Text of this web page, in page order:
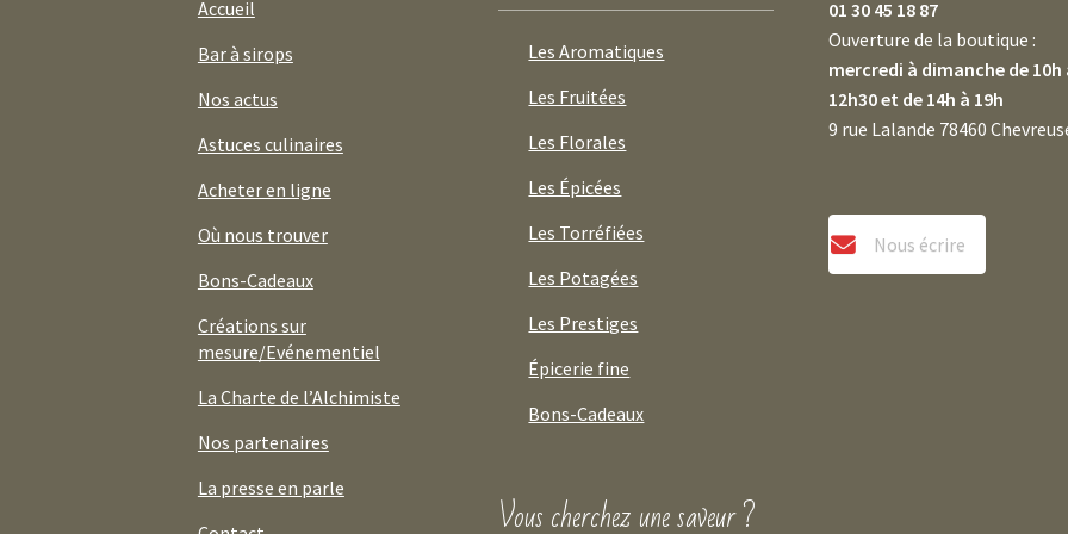
Accueil
Bar à sirops
Nos actus
Astuces culinaires
Acheter en ligne
Où nous trouver
Bons-Cadeaux
Créations sur
mesure/Evénementiel
La Charte de l’Alchimiste
Nos partenaires
La presse en parle
Les Aromatiques
Les Fruitées
Les Florales
Les Épicées
Les Torréfiées
Les Potagées
Les Prestiges
Épicerie fine
Bons-Cadeaux
Vous cherchez une saveur ?
01 30 45 18 87
Ouverture de la boutique :
mercredi à dimanche de 10h
12h30 et de 14h à 19h
9 rue Lalande 78460
Nous écrire